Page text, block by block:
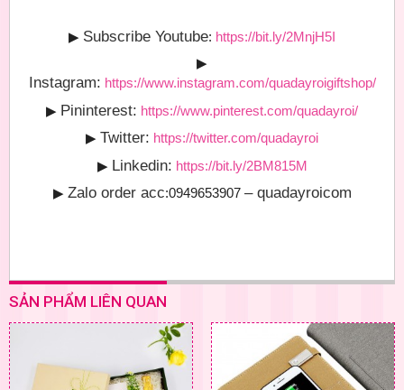
▶ Subscribe Youtube: https://bit.ly/2MnjH5I
▶
Instagram: https://www.instagram.com/quadayroigiftshop/
▶ Pininterest: https://www.pinterest.com/quadayroi/
▶ Twitter: https://twitter.com/quadayroi
▶ Linkedin: https://bit.ly/2BM815M
▶ Zalo order acc:0949653907 – quadayroicom
SẢN PHẨM LIÊN QUAN